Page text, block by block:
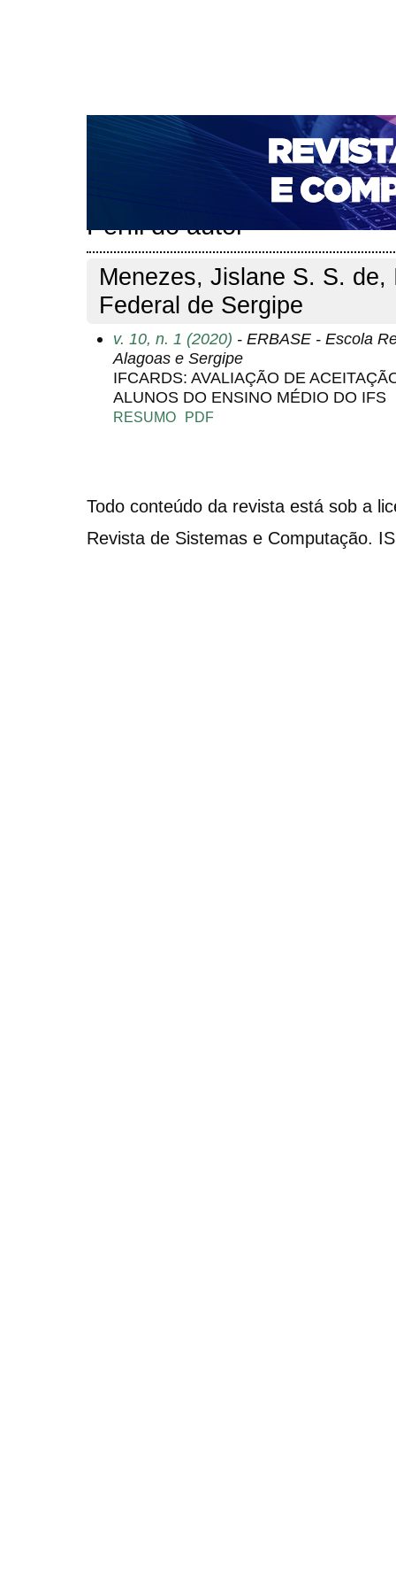
CAPA SOBRE ACESSO CADASTRO
NOTÍCIAS
PORTAL DE REVISTAS DA UNIFACS
PARA AVALIADORES
NOVA SUBMISSÃO
Perfil do autor
Menezes, Jislane S. S. de,
Federal de Sergipe
v. 10, n. 1 (2020) - ERBASE - Escola
Alagoas e Sergipe
IFCARDS: AVALIAÇÃO DE
ALUNOS DO ENSINO MÉDIO DO IFS
RESUMO PDF
Todo conteúdo da revista está sob a
Revista de Sistemas e Computação.